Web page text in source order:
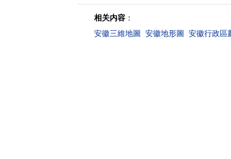
相关内容 ：
安徽三維地圖
安徽地形圖 安徽行政區